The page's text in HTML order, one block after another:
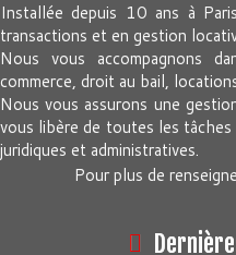
Installée depuis 10 ans à
transactions et en gestion
Nous vous accompagnons
commerce, droit au bail,
Nous vous assurons une
vous libère de toutes les
juridiques et administratives.
Pour plus de